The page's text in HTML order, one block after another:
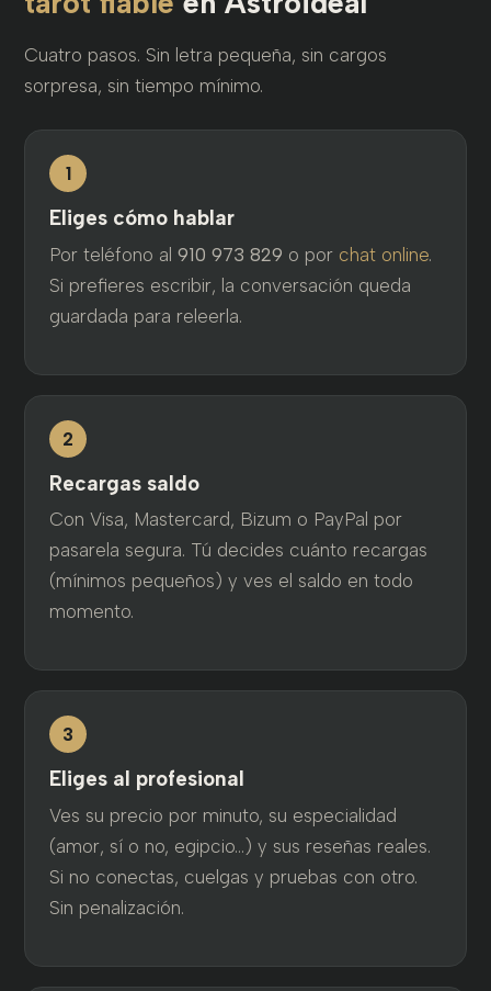
Cuatro pasos. Sin letra pequeña, sin cargos
sorpresa, sin tiempo mínimo.
1
Eliges cómo hablar
Por teléfono al 910 973 829 o por chat online.
Si prefieres escribir, la conversación queda
guardada para releerla.
2
Recargas saldo
Con Visa, Mastercard, Bizum o PayPal por
pasarela segura. Tú decides cuánto recargas
(mínimos pequeños) y ves el saldo en todo
momento.
3
Eliges al profesional
Ves su precio por minuto, su especialidad
(amor, sí o no, egipcio…) y sus reseñas reales.
Si no conectas, cuelgas y pruebas con otro.
Sin penalización.